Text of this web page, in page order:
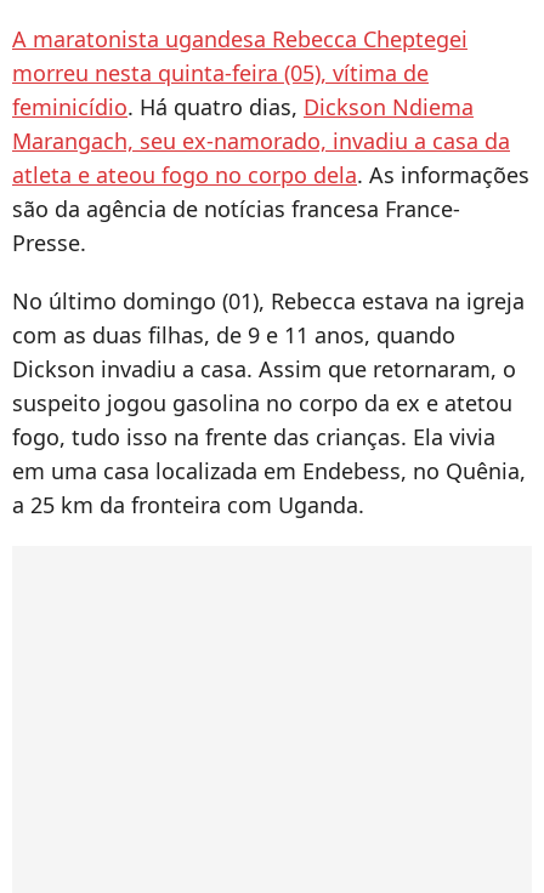
A maratonista ugandesa Rebecca Cheptegei
morreu nesta quinta-feira (05), vítima de
feminicídio. Há quatro dias, Dickson Ndiema
Marangach, seu ex-namorado, invadiu a casa da
atleta e ateou fogo no corpo dela. As informações
são da agência de notícias francesa France-
Presse.
No último domingo (01), Rebecca estava na igreja
com as duas filhas, de 9 e 11 anos, quando
Dickson invadiu a casa. Assim que retornaram, o
suspeito jogou gasolina no corpo da ex e atetou
fogo, tudo isso na frente das crianças. Ela vivia
em uma casa localizada em Endebess, no Quênia,
a 25 km da fronteira com Uganda.